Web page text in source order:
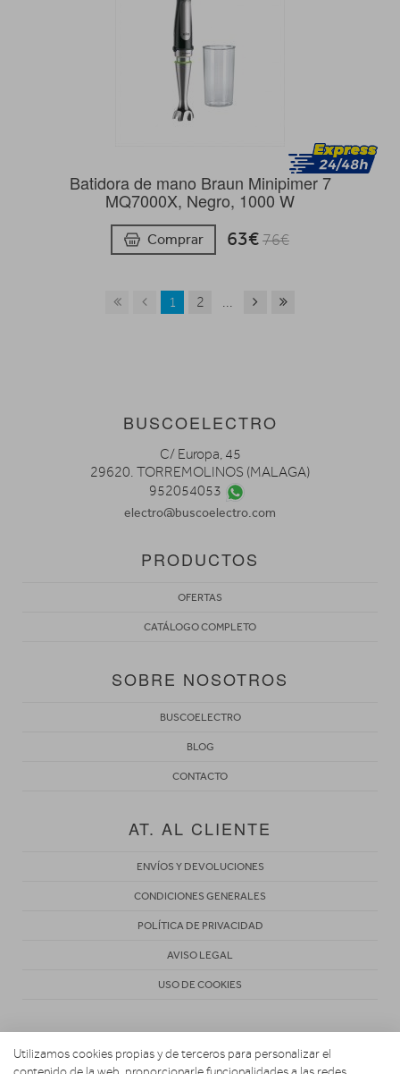
Batidora de mano Braun Minipimer 7
MQ7000X, Negro, 1000 W
Comprar 63€76€
1 2 ...
BUSCOELECTRO
C/ Europa, 45
29620. TORREMOLINOS (MALAGA)
952054053
electro@buscoelectro.com
PRODUCTOS
OFERTAS
CATÁLOGO COMPLETO
SOBRE NOSOTROS
BUSCOELECTRO
BLOG
CONTACTO
AT. AL CLIENTE
ENVÍOS Y DEVOLUCIONES
CONDICIONES GENERALES
POLÍTICA DE PRIVACIDAD
AVISO LEGAL
USO DE COOKIES
Utilizamos cookies propias y de terceros para personalizar el